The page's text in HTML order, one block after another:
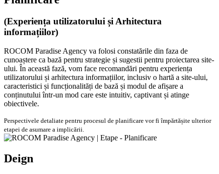
(Experiența utilizatorului și Arhitectura
informațiilor)
ROCOM Paradise Agency va folosi constatările din faza de
cunoaștere ca bază pentru strategie și sugestii pentru proiectarea site-
ului. În această fază, vom face recomandări pentru experiența
utilizatorului și arhitectura informațiilor, inclusiv o hartă a site-ului,
caracteristici și funcționalități de bază și modul de afișare a
conținutului într-un mod care este intuitiv, captivant și atinge
obiectivele.
Perspectivele detaliate pentru procesul de planificare vor fi împărtășite ulterior
etapei de asumare a implicării.
Deign